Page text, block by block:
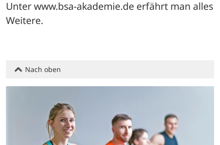
Unter www.bsa-akademie.de erfährt man alles
Weitere.
Nach oben